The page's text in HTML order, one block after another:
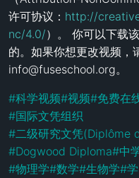
许可协议： http://
nc/4.0/）。 你可以下载
的。如果你想更改视频，
info@fuseschool.org。
#科学视频#视频#免费在
#国际文凭组织
#二级研究文凭(Diplôme
#Dogwood Diploma#中
#物理学#数学#生物学#